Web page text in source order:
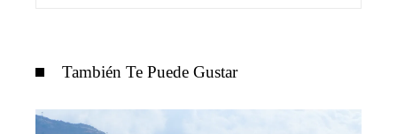
También Te Puede Gustar